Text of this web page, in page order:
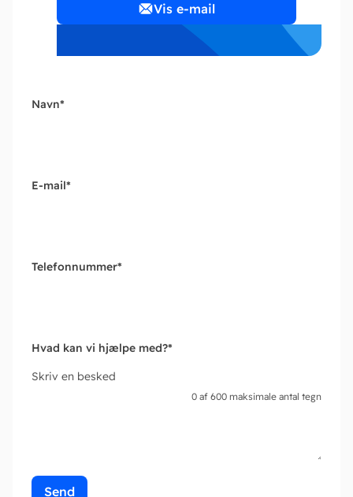
Vis e-mail
Navn*
E-mail*
Telefonnummer*
Hvad kan vi hjælpe med?*
Skriv en besked
0 af 600 maksimale antal tegn